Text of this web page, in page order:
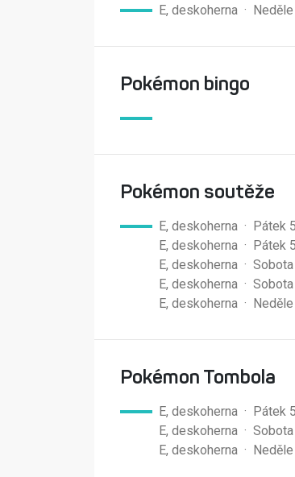
E, deskoherna ·
Pokémon bingo
Pokémon soutěže
E, deskoherna · Pátek
E, deskoherna · Pátek
E, deskoherna ·
E, deskoherna ·
E, deskoherna ·
Pokémon Tombola
E, deskoherna · Pátek
E, deskoherna ·
E, deskoherna ·